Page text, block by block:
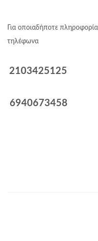
Για οποιαδήποτε
τηλέφωνα
2103425125
6940673458